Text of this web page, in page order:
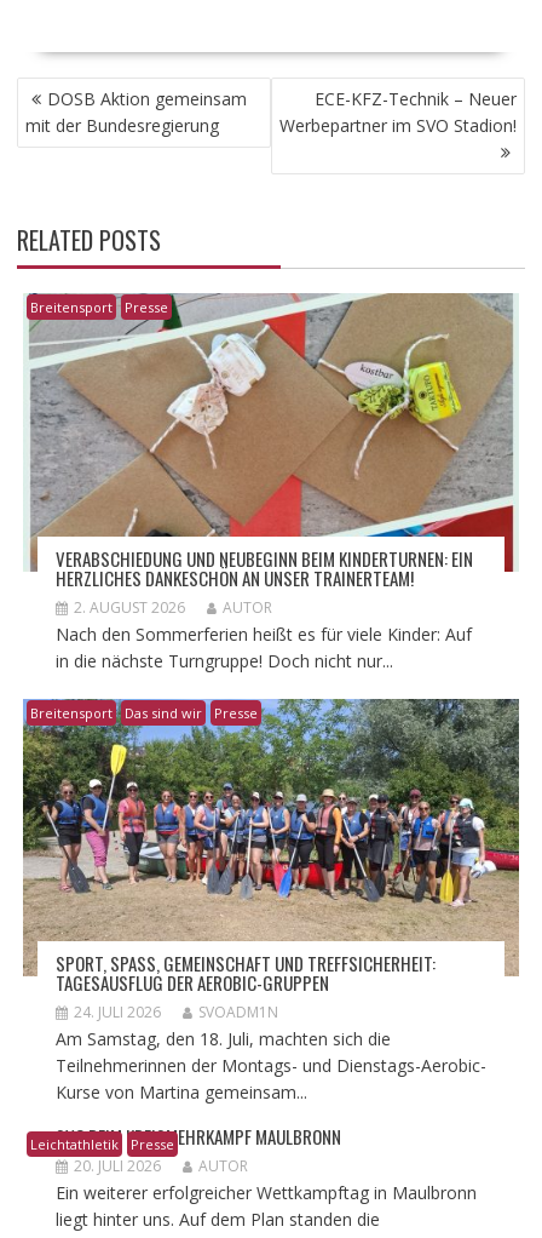
BEITRAGSNAVIGATION
DOSB Aktion gemeinsam
mit der Bundesregierung
ECE-KFZ-Technik – Neuer
Werbepartner im SVO Stadion!
RELATED POSTS
Breitensport Presse
VERABSCHIEDUNG UND NEUBEGINN BEIM KINDERTURNEN: EIN
HERZLICHES DANKESCHÖN AN UNSER TRAINERTEAM!
2. AUGUST 2026 AUTOR
Nach den Sommerferien heißt es für viele Kinder: Auf
in die nächste Turngruppe! Doch nicht nur...
Breitensport Das sind wir Presse
​SPORT, SPASS, GEMEINSCHAFT UND TREFFSICHERHEIT: T
AGESAUSFLUG DER AEROBIC-GRUPPEN
24. JULI 2026 SVOADM1N
Am Samstag, den 18. Juli, machten sich die
Teilnehmerinnen der Montags- und Dienstags-Aerobic-
Kurse von Martina gemeinsam...
Leichtathletik Presse
SVO BEIM KREISMEHRKAMPF MAULBRONN
20. JULI 2026 AUTOR
Ein weiterer erfolgreicher Wettkampftag in Maulbronn
liegt hinter uns. Auf dem Plan standen die